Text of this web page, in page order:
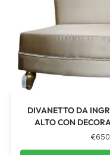
DIVANETTO DA
ALTO CON
€